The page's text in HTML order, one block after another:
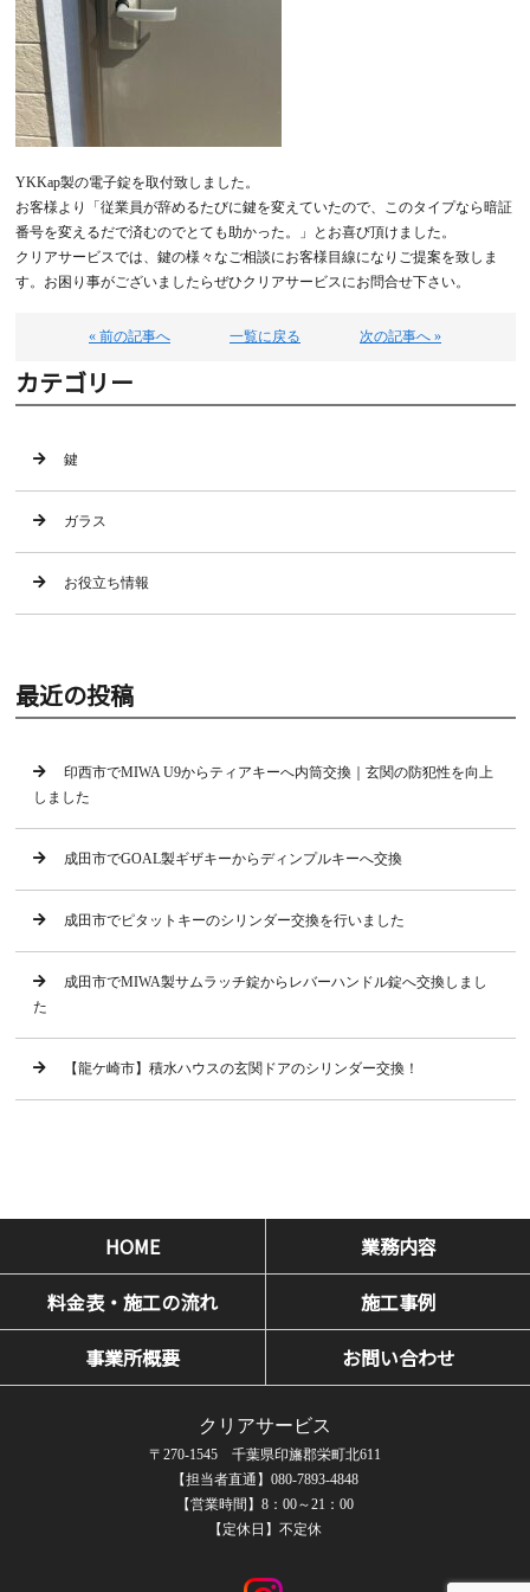
YKKap製の電子錠を取付致しました。
お客様より「従業員が辞めるたびに鍵を変えていたので、このタイプなら暗証
番号を変えるだで済むのでとても助かった。」とお喜び頂けました。
クリアサービスでは、鍵の様々なご相談にお客様目線になりご提案を致しま
す。お困り事がございましたらぜひクリアサービスにお問合せ下さい。
« 前の記事へ 一覧に戻る 次の記事へ »
カテゴリー
鍵
ガラス
お役立ち情報
最近の投稿
印西市でMIWA U9からティアキーへ内筒交換｜玄関の防犯性を向上
しました
成田市でGOAL製ギザキーからディンプルキーへ交換
成田市でピタットキーのシリンダー交換を行いました
成田市でMIWA製サムラッチ錠からレバーハンドル錠へ交換しまし
た
【龍ケ崎市】積水ハウスの玄関ドアのシリンダー交換！
HOME
業務内容
料金表・施工の流れ
施工事例
事業所概要
お問い合わせ
クリアサービス
〒270-1545 千葉県印旛郡栄町北611
【担当者直通】080-7893-4848
【営業時間】8：00～21：00
【定休日】不定休